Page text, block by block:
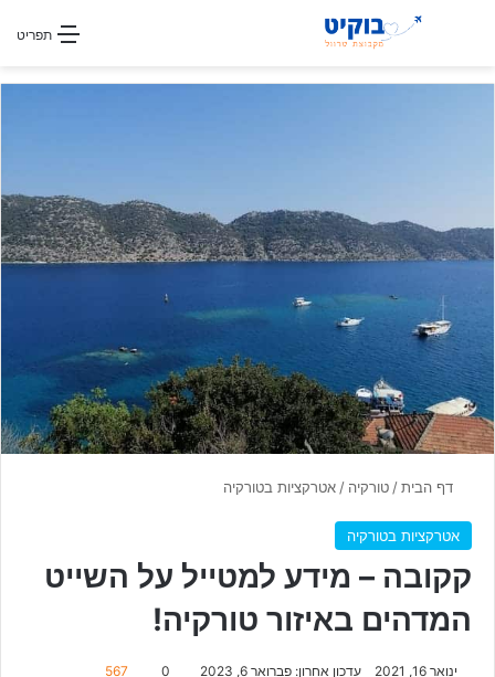
תפריט חפשו עבור
דף הבית/ טורקיה / אטרקציות בטורקיה
אטרקציות בטורקיה
קקובה – מידע למטייל על השייט
המדהים באיזור טורקיה!
ינואר 16, 2021 עדכון אחרון: פברואר 6, 2023 0
567